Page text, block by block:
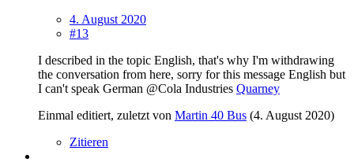
4. August 2020
#13
I described in the topic English, that's why I'm withdrawing
the conversation from here, sorry for this message English but
I can't speak German @Cola Industries Quarney
Einmal editiert, zuletzt von Martin 40 Bus (4. August 2020)
Zitieren